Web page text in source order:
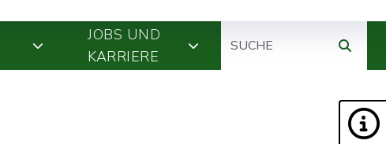
JOBS UND
KARRIERE